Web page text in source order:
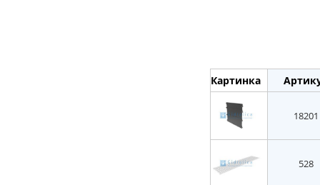
Картинка
18201
528